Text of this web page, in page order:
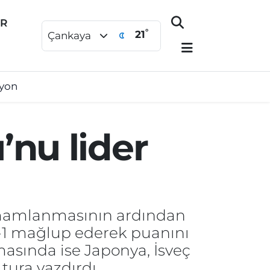
Çankaya
21°
lider
ardından
mağlup ederek puanını
ise Japonya, İsveç